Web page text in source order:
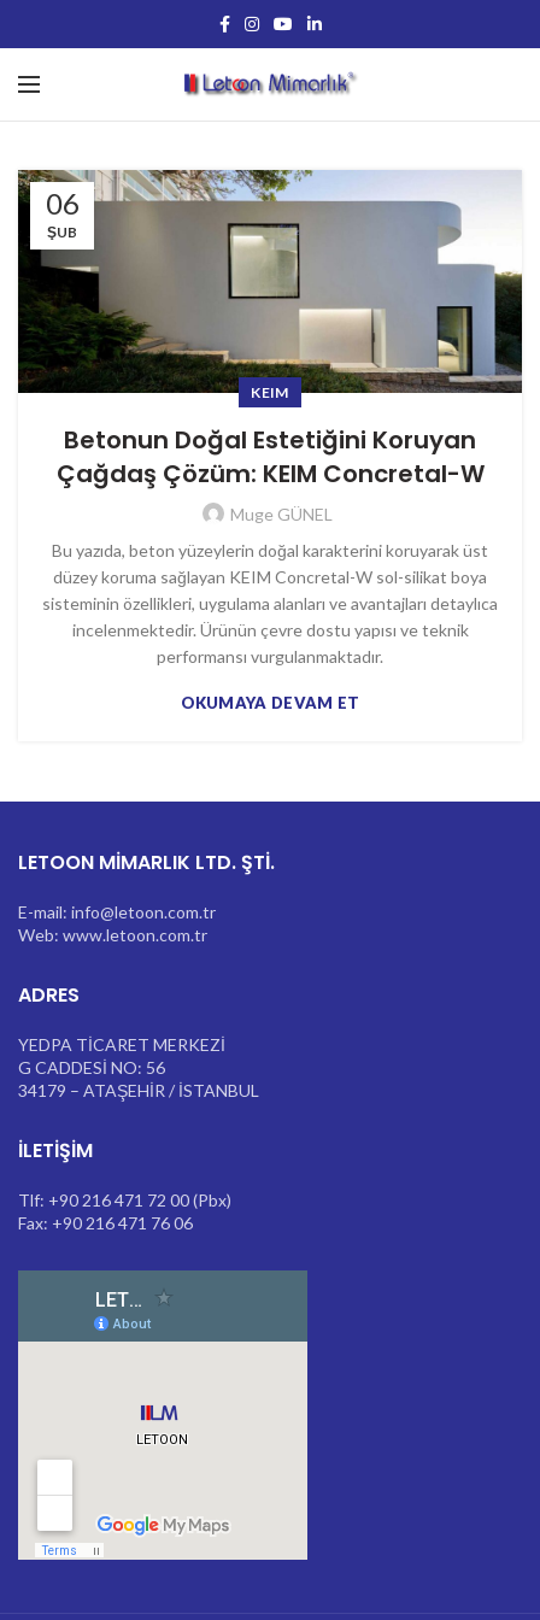
06
ŞUB
KEIM
Betonun Doğal Estetiğini Koruyan
Çağdaş Çözüm: KEIM Concretal-W
Muge GÜNEL
Bu yazıda, beton yüzeylerin doğal karakterini koruyarak üst
düzey koruma sağlayan KEIM Concretal-W sol-silikat boya
sisteminin özellikleri, uygulama alanları ve avantajları detaylıca
incelenmektedir. Ürünün çevre dostu yapısı ve teknik
performansı vurgulanmaktadır.
OKUMAYA DEVAM ET
LETOON MİMARLIK LTD. ŞTİ.
E-mail: info@letoon.com.tr
Web: www.letoon.com.tr
ADRES
YEDPA TİCARET MERKEZİ
G CADDESİ NO: 56
34179 – ATAŞEHİR / İSTANBUL
İLETIŞIM
Tlf: +90 216 471 72 00 (Pbx)
Fax: +90 216 471 76 06